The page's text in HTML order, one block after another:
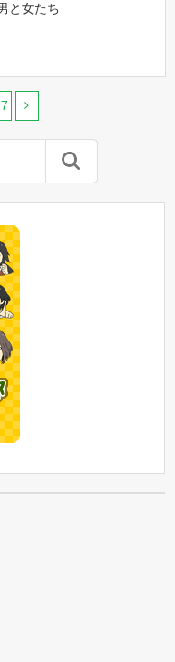
と女たち